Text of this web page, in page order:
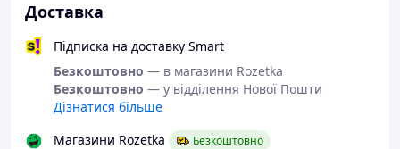
Доставка
Підписка на доставку Smart
Безкоштовно — в магазини Rozetka
Безкоштовно — у відділення Нової Пошти
Дізнатися більше
Магазини Rozetka
Безкоштовно